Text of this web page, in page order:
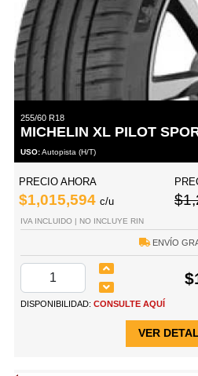
255/60 R18
MICHELIN XL PILOT
USO:Autopista (H/T)
PRECIO AHORA
$1,015,594 c/u
IVA INCLUIDO | NO INCLUYE RIN
ENVÍO
DISPONIBILIDAD: CONSULTE AQUÍ
VER